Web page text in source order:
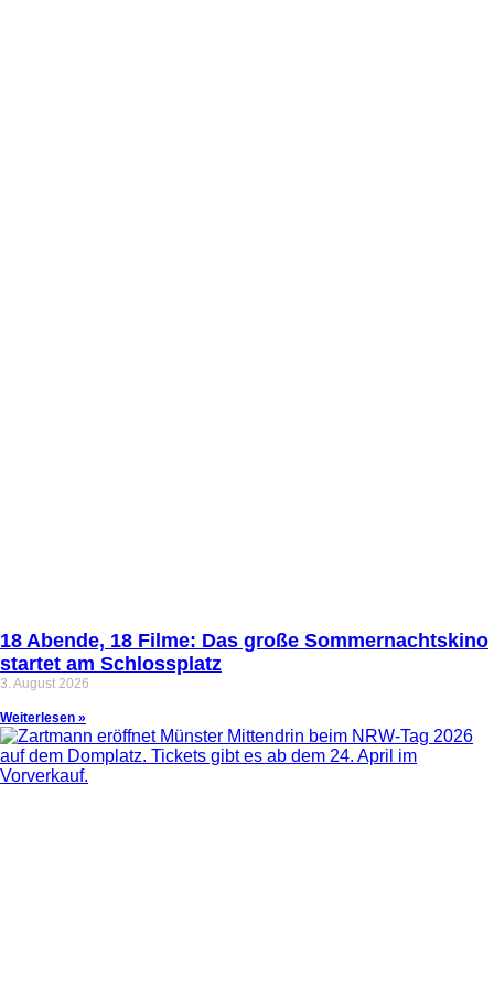
18 Abende, 18 Filme: Das große Sommernachtskino
startet am Schlossplatz
3. August 2026
Weiterlesen »